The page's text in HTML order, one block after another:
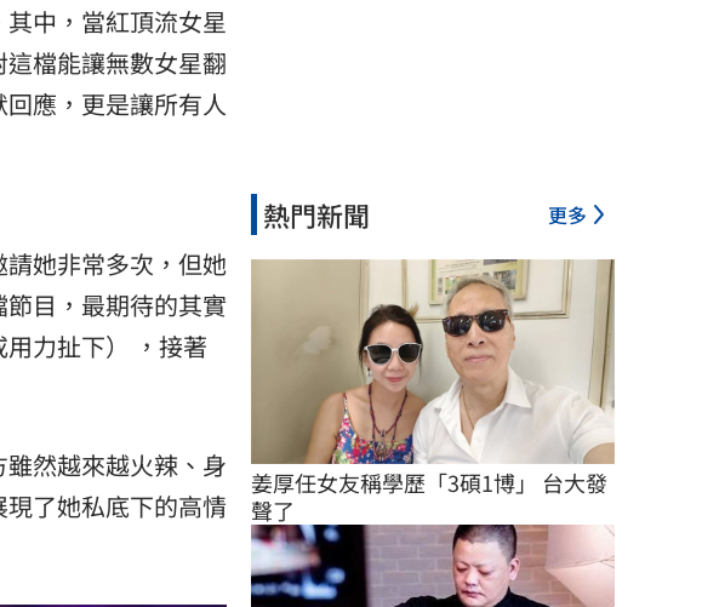
中，當紅頂流女星
檔能讓無數女星翻
應，更是讓所有人
她非常多次，但她
目，最期待的其實
力扯下） ，接著
然越來越火辣、身
了她私底下的高情
熱門新聞 更多
姜厚任女友稱學歷「3碩1博」 台大發
聲了